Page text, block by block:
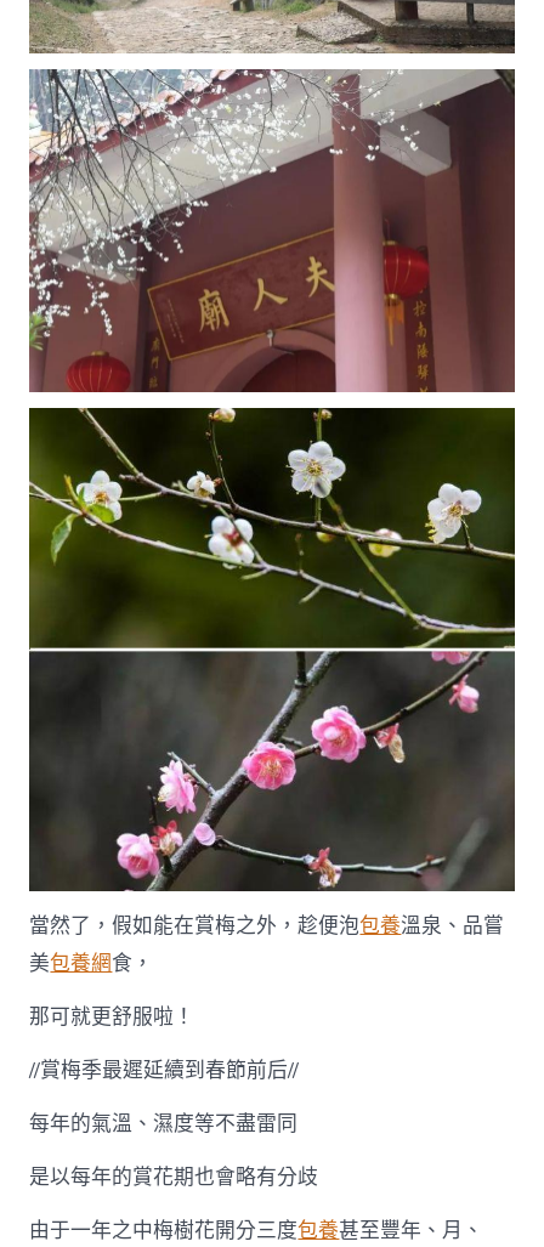
當然了，假如能在賞梅之外，趁便泡包養溫泉、品嘗
美包養網食，
那可就更舒服啦！
//賞梅季最遲延續到春節前后//
每年的氣溫、濕度等不盡雷同
是以每年的賞花期也會略有分歧
由于一年之中梅樹花開分三度包養甚至豐年、月、